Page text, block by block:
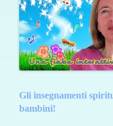
Gli insegnamenti
bambini!